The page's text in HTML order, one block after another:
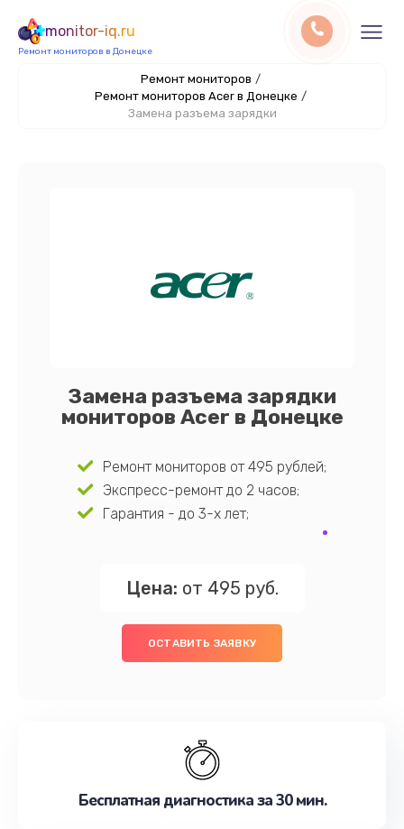
monitor-iq.ru
Ремонт мониторов в Донецке
Ремонт мониторов /
Ремонт мониторов Acer в Донецке /
Замена разъема зарядки
Замена разъема зарядки
мониторов Acer в Донецке
Ремонт мониторов от 495 рублей;
Экспресс-ремонт до 2 часов;
Гарантия - до 3-х лет;
Цена: от 495 руб.
ОСТАВИТЬ ЗАЯВКУ
Бесплатная диагностика за 30 мин.